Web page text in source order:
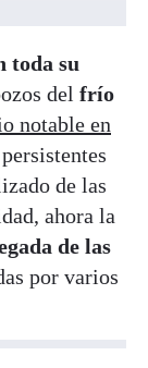
toda su
del frío
notable en
de las
ahora la
de las
por varios